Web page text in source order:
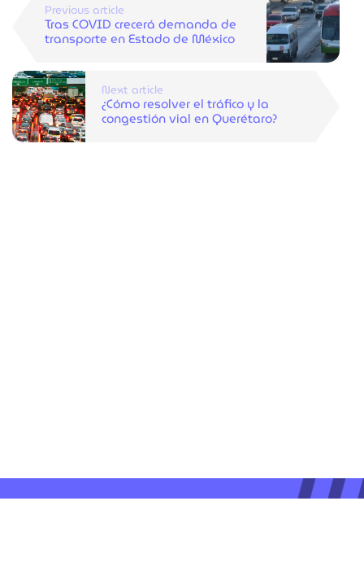
Previous article
Tras COVID crecerá demanda de
transporte en Estado de México
Next article
¿Cómo resolver el tráfico y la
congestión vial en Querétaro?